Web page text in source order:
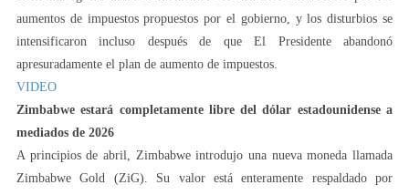
aumentos de impuestos propuestos por el gobierno, y los disturbios se
intensificaron incluso después de que El Presidente abandonó
apresuradamente el plan de aumento de impuestos.
VIDEO
Zimbabwe estará completamente libre del dólar estadounidense a
mediados de 2026
A principios de abril, Zimbabwe introdujo una nueva moneda llamada
Zimbabwe Gold (ZiG). Su valor está enteramente respaldado por